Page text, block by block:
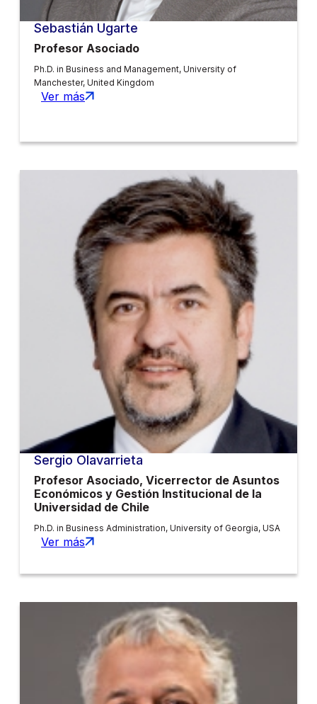
Sebastián Ugarte
Profesor Asociado
Ph.D. in Business and Management, University of
Manchester, United Kingdom
Ver más
Sergio Olavarrieta
Profesor Asociado, Vicerrector de Asuntos
Económicos y Gestión Institucional de la
Universidad de Chile
Ph.D. in Business Administration, University of Georgia, USA
Ver más